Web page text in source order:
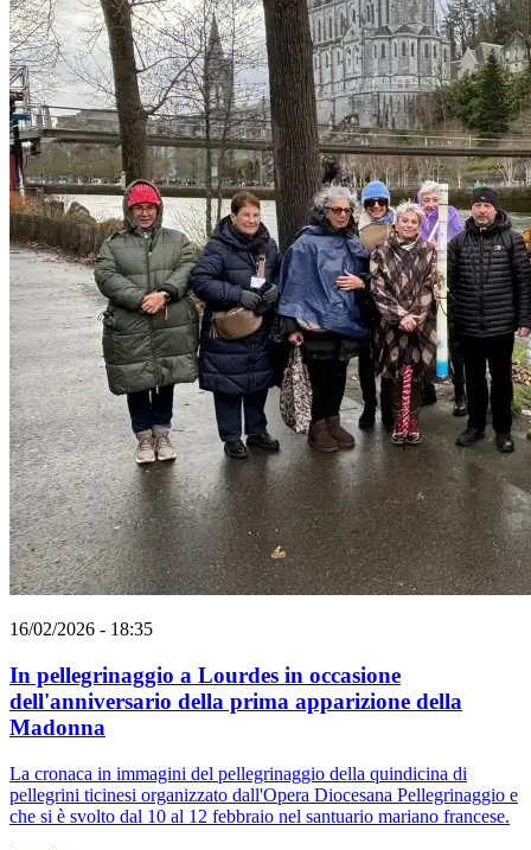
16/02/2026 - 18:35
In pellegrinaggio a Lourdes in occasione
dell'anniversario della prima apparizione della
Madonna
La cronaca in immagini del pellegrinaggio della quindicina di
pellegrini ticinesi organizzato dall'Opera Diocesana Pellegrinaggio e
che si è svolto dal 10 al 12 febbraio nel santuario mariano francese.